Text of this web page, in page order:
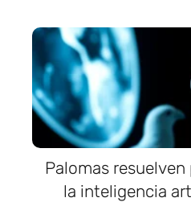
Palomas
la inteligencia